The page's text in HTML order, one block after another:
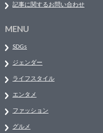
記事に関するお問い合わせ
MENU
SDGs
ジェンダー
ライフスタイル
エンタメ
ファッション
グルメ